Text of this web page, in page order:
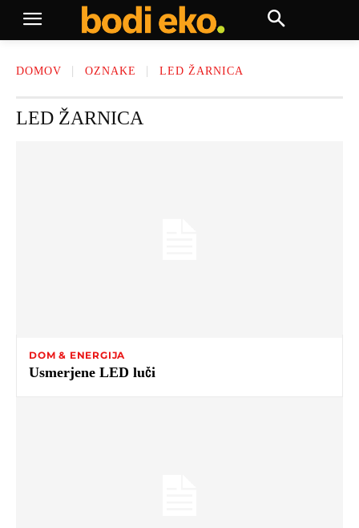
DOMOV OZNAKE LED ŽARNICA
LED ŽARNICA
DOM & ENERGIJA
Usmerjene LED luči